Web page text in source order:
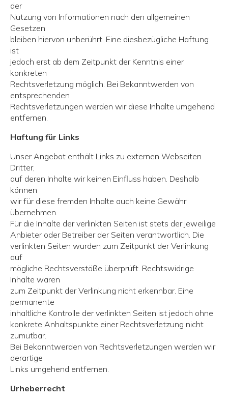
der
Nutzung von Informationen nach den allgemeinen
Gesetzen
bleiben hiervon unberührt. Eine diesbezügliche Haftung
ist
jedoch erst ab dem Zeitpunkt der Kenntnis einer
konkreten
Rechtsverletzung möglich. Bei Bekanntwerden von
entsprechenden
Rechtsverletzungen werden wir diese Inhalte umgehend
entfernen.
Haftung für Links
Unser Angebot enthält Links zu externen Webseiten
Dritter,
auf deren Inhalte wir keinen Einfluss haben. Deshalb
können
wir für diese fremden Inhalte auch keine Gewähr
übernehmen.
Für die Inhalte der verlinkten Seiten ist stets der jeweilige
Anbieter oder Betreiber der Seiten verantwortlich. Die
verlinkten Seiten wurden zum Zeitpunkt der Verlinkung
auf
mögliche Rechtsverstöße überprüft. Rechtswidrige
Inhalte waren
zum Zeitpunkt der Verlinkung nicht erkennbar. Eine
permanente
inhaltliche Kontrolle der verlinkten Seiten ist jedoch ohne
konkrete Anhaltspunkte einer Rechtsverletzung nicht
zumutbar.
Bei Bekanntwerden von Rechtsverletzungen werden wir
derartige
Links umgehend entfernen.
Urheberrecht